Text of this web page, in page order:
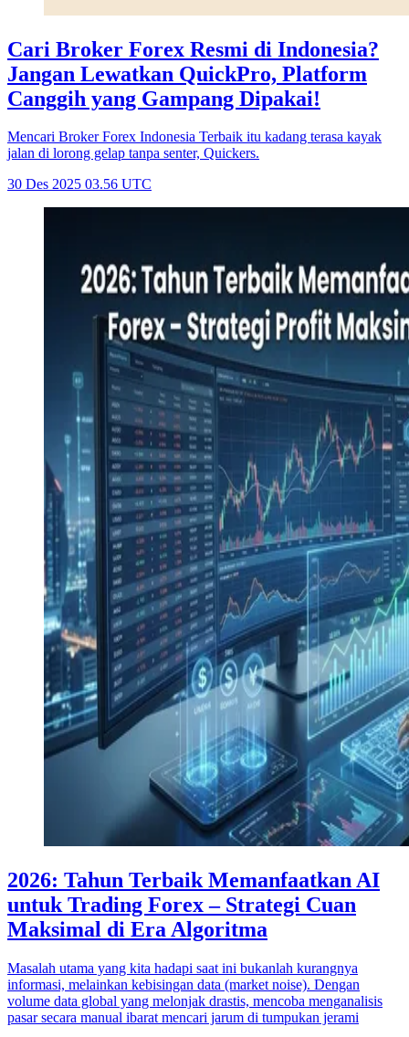
Cari Broker Forex Resmi di Indonesia?
Jangan Lewatkan QuickPro, Platform
Canggih yang Gampang Dipakai!
Mencari Broker Forex Indonesia Terbaik itu kadang terasa kayak
jalan di lorong gelap tanpa senter, Quickers.
30 Des 2025 03.56 UTC
2026: Tahun Terbaik Memanfaatkan AI
untuk Trading Forex – Strategi Cuan
Maksimal di Era Algoritma
Masalah utama yang kita hadapi saat ini bukanlah kurangnya
informasi, melainkan kebisingan data (market noise). Dengan
volume data global yang melonjak drastis, mencoba menganalisis
pasar secara manual ibarat mencari jarum di tumpukan jerami